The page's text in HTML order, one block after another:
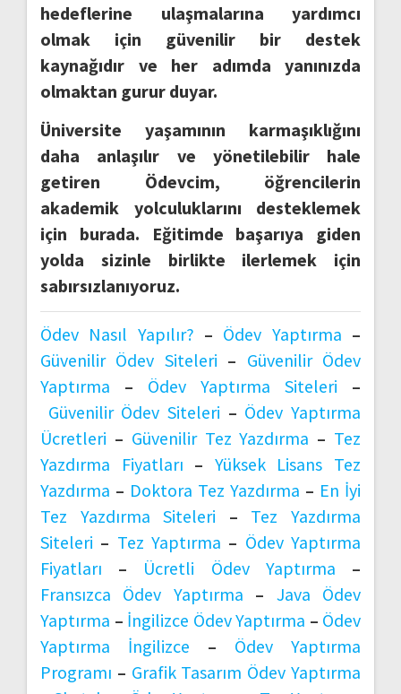
hedeflerine ulaşmalarına yardımcı
olmak için güvenilir bir destek
kaynağıdır ve her adımda yanınızda
olmaktan gurur duyar.
Üniversite yaşamının karmaşıklığını
daha anlaşılır ve yönetilebilir hale
getiren Ödevcim, öğrencilerin
akademik yolculuklarını desteklemek
için burada. Eğitimde başarıya giden
yolda sizinle birlikte ilerlemek için
sabırsızlanıyoruz.
Ödev Nasıl Yapılır? – Ödev Yaptırma –
Güvenilir Ödev Siteleri – Güvenilir Ödev
Yaptırma – Ödev Yaptırma Siteleri –
Güvenilir Ödev Siteleri – Ödev Yaptırma
Ücretleri – Güvenilir Tez Yazdırma – Tez
Yazdırma Fiyatları – Yüksek Lisans Tez
Yazdırma – Doktora Tez Yazdırma – En İyi
Tez Yazdırma Siteleri – Tez Yazdırma
Siteleri – Tez Yaptırma – Ödev Yaptırma
Fiyatları – Ücretli Ödev Yaptırma –
Fransızca Ödev Yaptırma – Java Ödev
Yaptırma – İngilizce Ödev Yaptırma – Ödev
Yaptırma İngilizce – Ödev Yaptırma
Programı – Grafik Tasarım Ödev Yaptırma